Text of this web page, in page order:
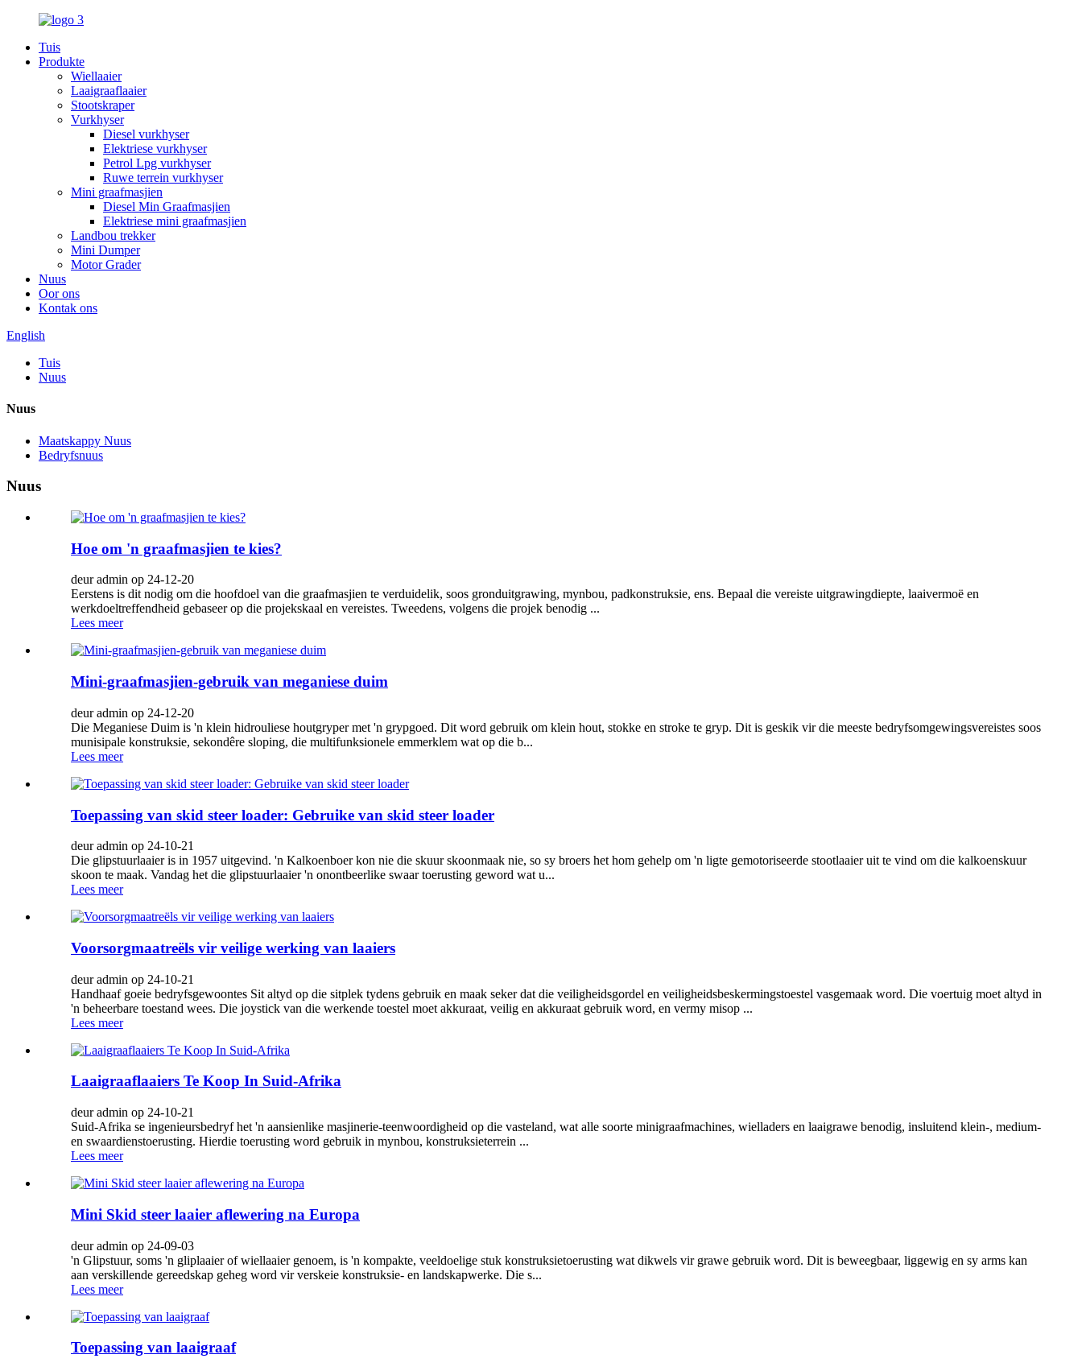
Tuis
Produkte
Wiellaaier
Laaigraaflaaier
Stootskraper
Vurkhyser
Diesel vurkhyser
Elektriese vurkhyser
Petrol Lpg vurkhyser
Ruwe terrein vurkhyser
Mini graafmasjien
Diesel Min Graafmasjien
Elektriese mini graafmasjien
Landbou trekker
Mini Dumper
Motor Grader
Nuus
Oor ons
Kontak ons
English
Tuis
Nuus
Nuus
Maatskappy Nuus
Bedryfsnuus
Nuus
Hoe om 'n graafmasjien te kies?
deur admin op 24-12-20
Eerstens is dit nodig om die hoofdoel van die graafmasjien te verduidelik, soos gronduitgrawing, mynbou, padkonstruksie, ens. Bepaal die vereiste uitgrawingdiepte, laaivermoë en
werkdoeltreffendheid gebaseer op die projekskaal en vereistes. Tweedens, volgens die projek benodig ...
Lees meer
Mini-graafmasjien-gebruik van meganiese duim
deur admin op 24-12-20
Die Meganiese Duim is 'n klein hidrouliese houtgryper met 'n grypgoed. Dit word gebruik om klein hout, stokke en stroke te gryp. Dit is geskik vir die meeste bedryfsomgewingsvereistes soos
munisipale konstruksie, sekondêre sloping, die multifunksionele emmerklem wat op die b...
Lees meer
Toepassing van skid steer loader: Gebruike van skid steer loader
deur admin op 24-10-21
Die glipstuurlaaier is in 1957 uitgevind. 'n Kalkoenboer kon nie die skuur skoonmaak nie, so sy broers het hom gehelp om 'n ligte gemotoriseerde stootlaaier uit te vind om die kalkoenskuur
skoon te maak. Vandag het die glipstuurlaaier 'n onontbeerlike swaar toerusting geword wat u...
Lees meer
Voorsorgmaatreëls vir veilige werking van laaiers
deur admin op 24-10-21
Handhaaf goeie bedryfsgewoontes Sit altyd op die sitplek tydens gebruik en maak seker dat die veiligheidsgordel en veiligheidsbeskermingstoestel vasgemaak word. Die voertuig moet altyd in
'n beheerbare toestand wees. Die joystick van die werkende toestel moet akkuraat, veilig en akkuraat gebruik word, en vermy misop ...
Lees meer
Laaigraaflaaiers Te Koop In Suid-Afrika
deur admin op 24-10-21
Suid-Afrika se ingenieursbedryf het 'n aansienlike masjinerie-teenwoordigheid op die vasteland, wat alle soorte minigraafmachines, wielladers en laaigrawe benodig, insluitend klein-, medium-
en swaardienstoerusting. Hierdie toerusting word gebruik in mynbou, konstruksieterrein ...
Lees meer
Mini Skid steer laaier aflewering na Europa
deur admin op 24-09-03
'n Glipstuur, soms 'n gliplaaier of wiellaaier genoem, is 'n kompakte, veeldoelige stuk konstruksietoerusting wat dikwels vir grawe gebruik word. Dit is beweegbaar, liggewig en sy arms kan
aan verskillende gereedskap geheg word vir verskeie konstruksie- en landskapwerke. Die s...
Lees meer
Toepassing van laaigraaf